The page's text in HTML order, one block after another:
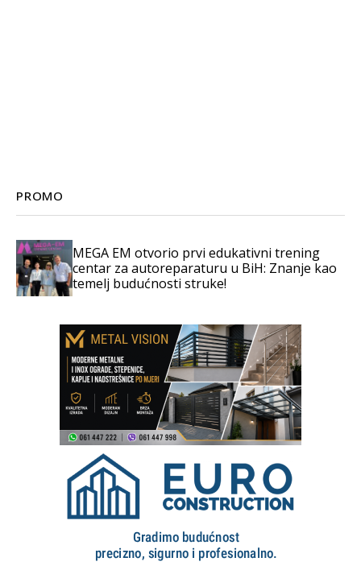
PROMO
MEGA EM otvorio prvi edukativni trening
centar za autoreparaturu u BiH: Znanje kao
temelj budućnosti struke!